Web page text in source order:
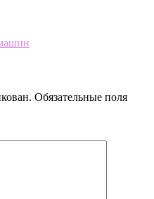
Обязательные поля